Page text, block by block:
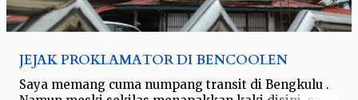
JEJAK PROKLAMATOR DI BENCOOLEN
Saya memang cuma numpang transit di Bengkulu .